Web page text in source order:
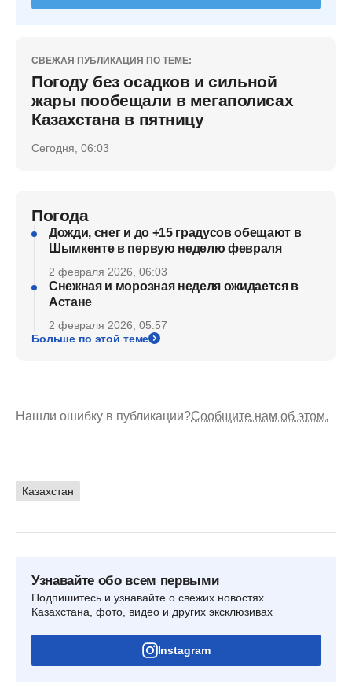
СВЕЖАЯ ПУБЛИКАЦИЯ ПО ТЕМЕ:
Погоду без осадков и сильной
жары пообещали в мегаполисах
Казахстана в пятницу
Сегодня, 06:03
Погода
Дожди, снег и до +15 градусов обещают в
Шымкенте в первую неделю февраля
2 февраля 2026, 06:03
Снежная и морозная неделя ожидается в
Астане
2 февраля 2026, 05:57
Больше по этой теме
Нашли ошибку в публикации?Сообщите нам об этом.
Казахстан
Узнавайте обо всем первыми
Подпишитесь и узнавайте о свежих новостях
Казахстана, фото, видео и других эксклюзивах
Instagram